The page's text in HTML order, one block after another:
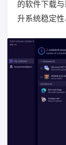
的软件下载
升系统稳定性